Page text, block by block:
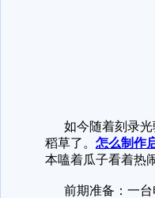
如今随着刻录光
稻草了。 怎么制作
本嗑着瓜子看着热
前期准备：一台